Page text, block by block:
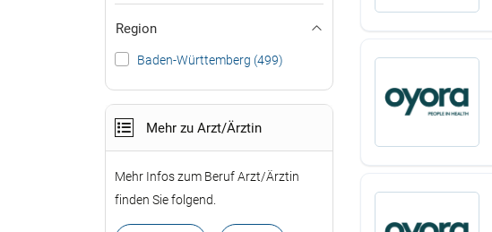
Region
Baden-Württemberg (499)
Mehr zu Arzt/Ärztin
Mehr Infos zum Beruf Arzt/Ärztin
finden Sie folgend.